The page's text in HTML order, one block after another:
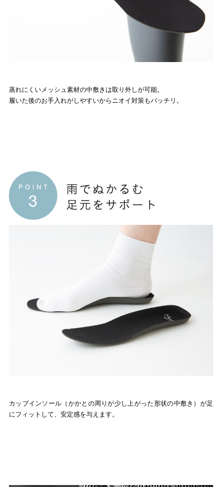
蒸れにくいメッシュ素材の中敷きは取り外しが可能。
履いた後のお手入れがしやすいからニオイ対策もバッチリ。
カップインソール（かかとの周りが少し上がった形状の中敷き）が足
にフィットして、安定感を与えます。